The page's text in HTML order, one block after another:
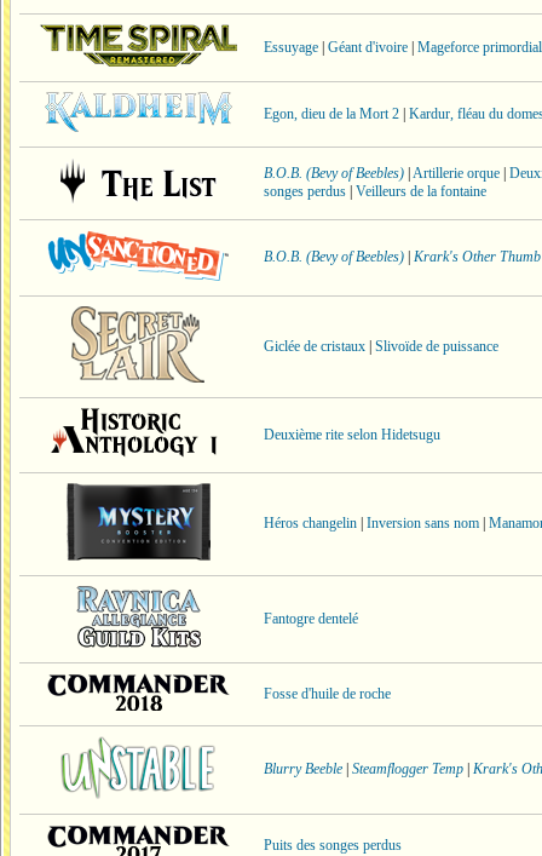
Essuyage Géant d'ivoire Mageforce primordial
Egon, dieu de la Mort 2 Kardur, fléau du
B.O.B. (Bevy of Beebles) Artillerie orque
songes perdus Veilleurs de la fontaine
B.O.B. (Bevy of Beebles) Krark's Other Thumb
Giclée de cristaux Slivoïde de puissance
Deuxième rite selon Hidetsugu
Héros changelin Inversion sans nom
Fantogre dentelé
Fosse d'huile de roche
Blurry Beeble Steamflogger Temp Krark's
Puits des songes perdus